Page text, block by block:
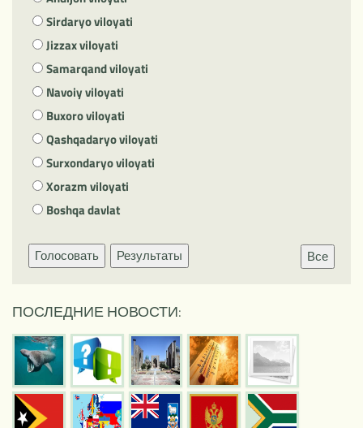
Sirdaryo viloyati
Jizzax viloyati
Samarqand viloyati
Navoiy viloyati
Buxoro viloyati
Qashqadaryo viloyati
Surxondaryo viloyati
Xorazm viloyati
Boshqa davlat
Голосовать Результаты Все
ПОСЛЕДНИЕ НОВОСТИ: